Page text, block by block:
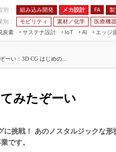
別： 組み込み開発 メカ設計 FA 製
別：
モビリティ 素材／化学 医療機器
炭素
サステナ設計
IoT
AI
全
エッジ
JIMTOF
IIFES
ジャパンモビリティショ
ーい：3D CG はじめの...
みたぞーい
に挑戦！ あのノスタルジックな形
です。